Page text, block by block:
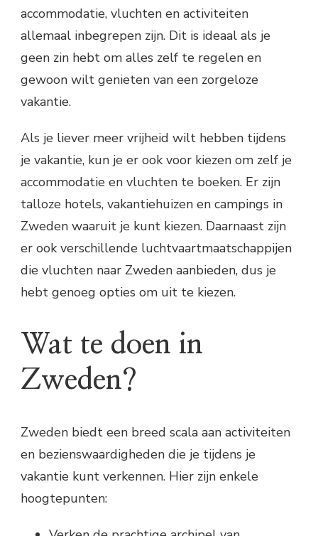
accommodatie, vluchten en activiteiten
allemaal inbegrepen zijn. Dit is ideaal als je
geen zin hebt om alles zelf te regelen en
gewoon wilt genieten van een zorgeloze
vakantie.
Als je liever meer vrijheid wilt hebben tijdens
je vakantie, kun je er ook voor kiezen om zelf je
accommodatie en vluchten te boeken. Er zijn
talloze hotels, vakantiehuizen en campings in
Zweden waaruit je kunt kiezen. Daarnaast zijn
er ook verschillende luchtvaartmaatschappijen
die vluchten naar Zweden aanbieden, dus je
hebt genoeg opties om uit te kiezen.
Wat te doen in
Zweden?
Zweden biedt een breed scala aan activiteiten
en bezienswaardigheden die je tijdens je
vakantie kunt verkennen. Hier zijn enkele
hoogtepunten: